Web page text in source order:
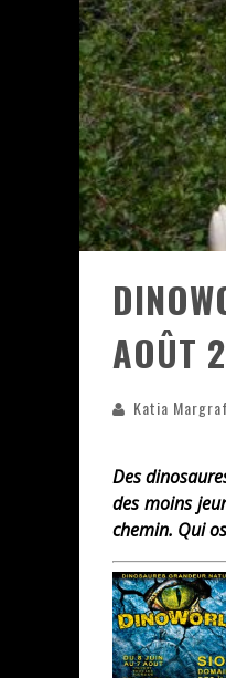
AOÛT
Katia Margraf
Des
des moins
chemin. Qui